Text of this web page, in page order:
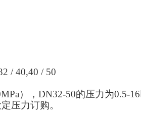
/ 40,40 / 50
），DN32-50的压力为0.5-
压力订购。